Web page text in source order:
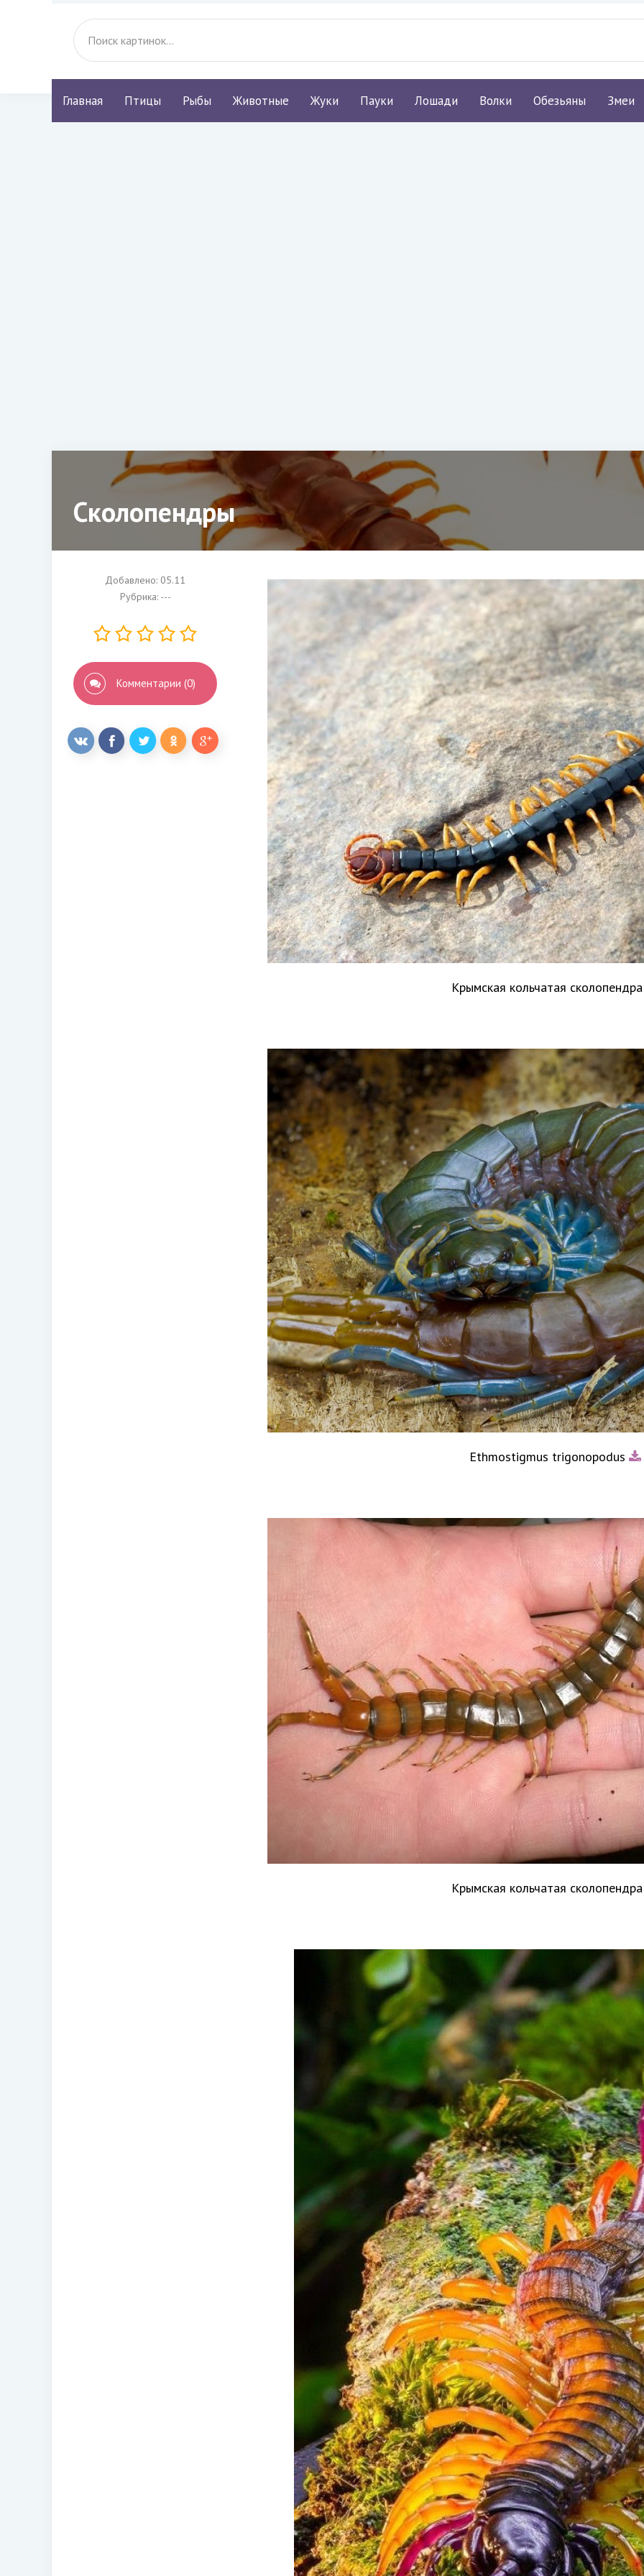
Главная Птицы Рыбы Животные Жуки Пауки Лошади Волки Обезьяны Змеи
Сколопендры
Добавлено: 05.11
Рубрика: ---
Комментарии (0)
Крымская кольчатая
Ethmostigmus trigonopodus
Крымская кольчатая